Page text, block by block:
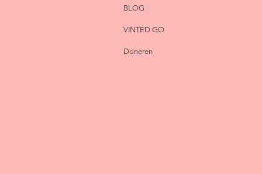
BLOG
VINTED GO
Doneren